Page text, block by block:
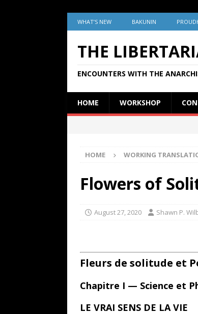
WHAT’S NEW BAKUNIN
THE
ENCOUNTERS WITH THE
HOME WORKSHOP
HOME WORKING
Flowers of
August 27, 2020 Shawn P.
Fleurs de solitude et
Chapitre I — Science et
LE VRAI SENS DE LA VIE